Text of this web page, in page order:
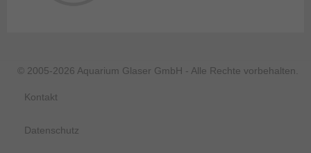
© 2005-2026 Aquarium Glaser GmbH - Alle Rechte vorbehalten.
Kontakt
Datenschutz